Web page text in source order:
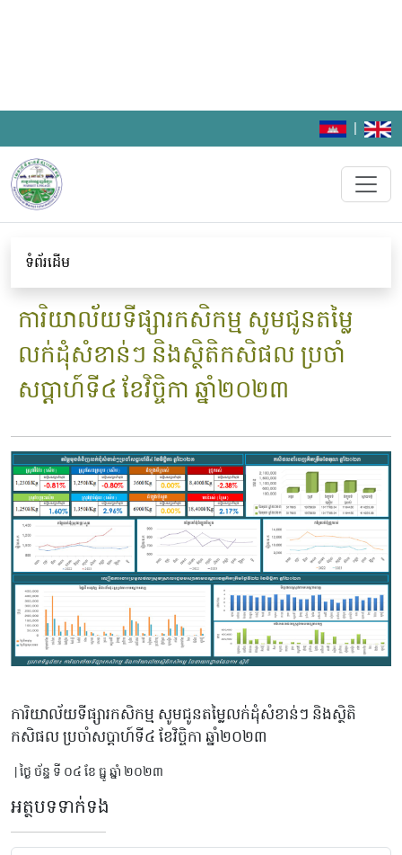
|
ទំព័រដើម
ការិយាល័យទីផ្សារកសិកម្ម សូមជូនតម្លៃ
លក់ដុំសំខាន់ៗ និងស្ថិតិកសិផល ប្រចាំ
សប្តាហ៍ទី៤ ខែវិច្ចិកា ឆ្នាំ២០២៣
ការិយាល័យទីផ្សារកសិកម្ម សូមជូនតម្លៃលក់ដុំសំខាន់ៗ និងស្ថិតិ
កសិផល ប្រចាំសប្តាហ៍ទី៤ ខែវិច្ចិកា ឆ្នាំ២០២៣
| ថ្ងៃ ច័ន្ទ ទី ០៤ ខែ ធ្នូ ឆ្នាំ ២០២៣
អត្ថបទទាក់ទង